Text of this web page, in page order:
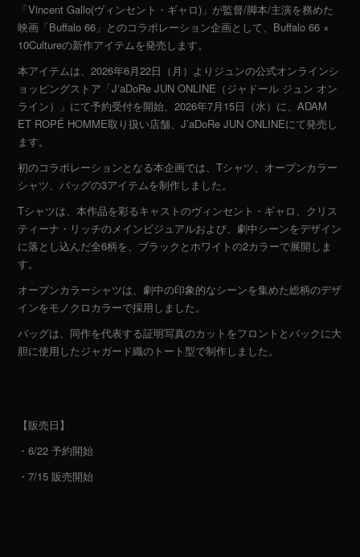
「Vincent Gallo(ヴィンセント・ギャロ)」が監督/脚本/主演を務めた
映画「Buffalo 66」とのコラボレーション企画として、Buffalo 66 ×
10Cultureの新作アイテムを発売します。
本アイテムは、2026年6月22日（月）よりジュンの公式オンラインシ
ョッピングストア「J’aDoRe JUN ONLINE（ジャドール ジュン オン
ライン）」にて予約受付を開始、2026年7月15日（水）に、ADAM
ET ROPÉ HOMME取り扱い店舗、J’aDoRe JUN ONLINEにて発売し
ます。
初のコラボレーションとなる本企画では、Tシャツ、オープンカラー
シャツ、バッグの3アイテムを制作しました。
Tシャツは、本作品を彩るキャストのヴィンセント・ギャロ、クリス
ティーナ・リッチのメインビジュアルおよび、劇中シーンをデザイン
に落とし込んだ全6柄を、ブラックとホワイトの2カラーで展開しま
す。
オープンカラーシャツは、劇中の印象的なシーンを集めた総柄のデザ
インをモノクロカラーで採用しました。
バッグは、同作を代表する証明写真のカットをフロントとバックに大
胆に使用したジャガード織のトート型で制作しました。
【販売日】
・6/22 予約開始
・7/15 販売開始